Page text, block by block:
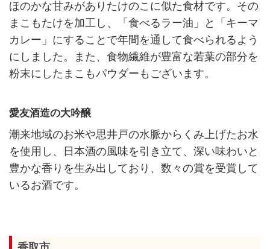
ほのかな甘みがありたけのこに似た食材です。その
まこもたけを加工し、「食べるラー油」と「キーマ
カレー」にすることで年間を通して食べられるよう
にしました。また、食物繊維が豊富な若葉の部分を
粉末にしたまこもパウダーもございます。
愛友酒造の大吟醸
潮来地域のお米や思井戸の水脈からくみ上げたお水
を使用し、日本酒の風味を引き立て、深い味わいと
豊かな香りを生み出しており、数々の賞を受賞して
いるお酒です。